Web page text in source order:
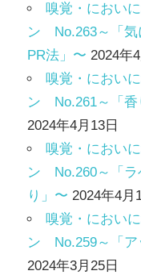
嗅覚・におい
ン No.263～「気
PR法」〜 2024年
嗅覚・におい
ン No.261～「香
2024年4月13日
嗅覚・におい
ン No.260～「ラ
り」〜 2024年4月
嗅覚・におい
ン No.259～「ア
2024年3月25日